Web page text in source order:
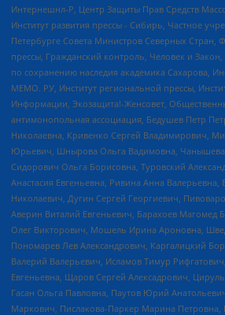
Интернешнл-Р, Центр Защиты Прав Средств
Институт развития прессы - Сибирь, Частное
Петербурге Совета Министров Северных Стран,
прессы, Гражданский контроль, Человек и
по сохранению наследия академика Сахарова,
МЕМО. РУ, Институт региональной прессы,
Информации, Экозащита!-Женсовет,
антимонопольная ассоциация, Бедушев Петр
Николаевна, Кривенко Сергей Владимирович,
Юрьевич, Шнырова Ольга Вадимовна, Чанышева
Сидорович Ольга Борисовна, Туровский
Анастасия Евгеньевна, Ривина Анна Валерьевна,
Николаевич, Дугин Сергей Георгиевич,
Аверин Виталий Евгеньевич, Барахоев Магомед
Олег Викторович, Мошель Ирина Ароновна,
Пономарев Лев Александрович, Каргалицкий
Валерий Валерьевич, Исламов Тимур
Евгеньевна, Щаров Сергей Алексадрович,
Гасан Ольга Павловна, Паутов Юрий
Маркович, Пислакова-Паркер Марина Петровна,